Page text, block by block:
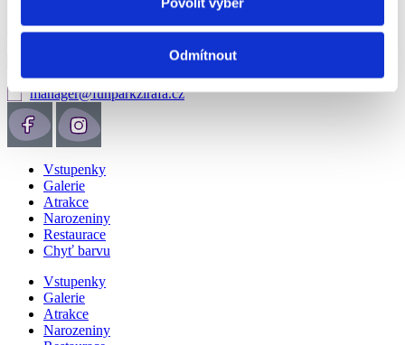
Odmítnout
info@funparkzirafa.cz
manager@funparkzirafa.cz
Vstupenky
Galerie
Atrakce
Narozeniny
Restaurace
Chyť barvu
Vstupenky
Galerie
Atrakce
Narozeniny